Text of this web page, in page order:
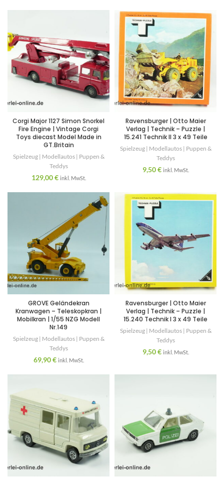
Corgi Major 1127 Simon Snorkel
Fire Engine | Vintage Corgi
Toys diecast Model Made in
GT.Britain
Spielzeug | Modellautos | Puppen &
Teddys
129,00€ inkl. MwSt.
Ravensburger | Otto Maier
Verlag | Technik – Puzzle |
15.241 Technik II 3 x 49 Teile
Spielzeug | Modellautos | Puppen &
Teddys
9,50€ inkl. MwSt.
GROVE Geländekran
Kranwagen – Teleskopkran |
Mobilkran | 1/55 NZG Modell
Nr.149
Spielzeug | Modellautos | Puppen &
Teddys
69,90€ inkl. MwSt.
Ravensburger | Otto Maier
Verlag | Technik – Puzzle |
15.240 Technik I 3 x 49 Teile
Spielzeug | Modellautos | Puppen &
Teddys
9,50€ inkl. MwSt.